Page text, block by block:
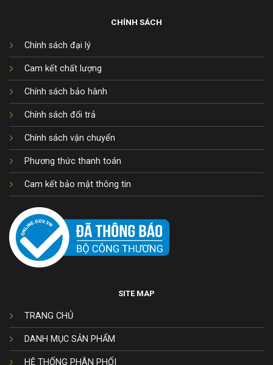
CHÍNH SÁCH
Chính sách đại lý
Cam kết chất lượng
Chính sách bảo hành
Chính sách đổi trả
Chính sách vận chuyển
Phương thức thanh toán
Cam kết bảo mật thông tin
SITE MAP
TRANG CHỦ
DANH MỤC SẢN PHẨM
HỆ THỐNG PHÂN PHỐI